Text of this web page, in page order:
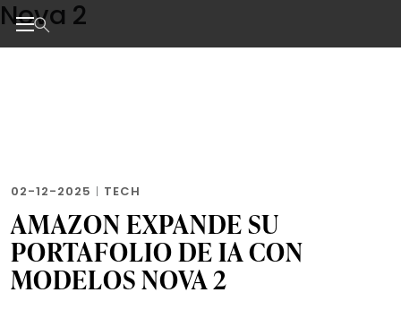
Skip
to
the
Nova 2
02-12-2025 | TECH
AMAZON EXPANDE SU
PORTAFOLIO DE IA CON
MODELOS NOVA 2